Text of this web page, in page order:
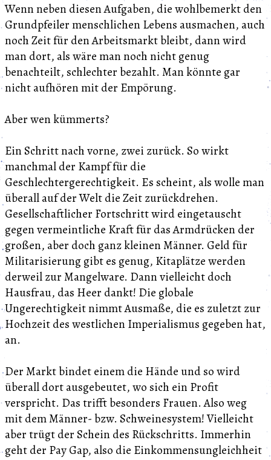
Wenn neben diesen Aufgaben, die wohlbemerkt den
Grundpfeiler menschlichen Lebens ausmachen, auch
noch Zeit für den Arbeitsmarkt bleibt, dann wird
man dort, als wäre man noch nicht genug
benachteilt, schlechter bezahlt. Man könnte gar
nicht aufhören mit der Empörung.
Aber wen kümmerts?
Ein Schritt nach vorne, zwei zurück. So wirkt
manchmal der Kampf für die
Geschlechtergerechtigkeit. Es scheint, als wolle man
überall auf der Welt die Zeit zurückdrehen.
Gesellschaftlicher Fortschritt wird eingetauscht
gegen vermeintliche Kraft für das Armdrücken der
großen, aber doch ganz kleinen Männer. Geld für
Militarisierung gibt es genug, Kitaplätze werden
derweil zur Mangelware. Dann vielleicht doch
Hausfrau, das Heer dankt! Die globale
Ungerechtigkeit nimmt Ausmaße, die es zuletzt zur
Hochzeit des westlichen Imperialismus gegeben hat,
an.
Der Markt bindet einem die Hände und so wird
überall dort ausgebeutet, wo sich ein Profit
verspricht. Das trifft besonders Frauen. Also weg
mit dem Männer- bzw. Schweinesystem! Vielleicht
aber trügt der Schein des Rückschritts. Immerhin
geht der Pay Gap, also die Einkommensungleichheit